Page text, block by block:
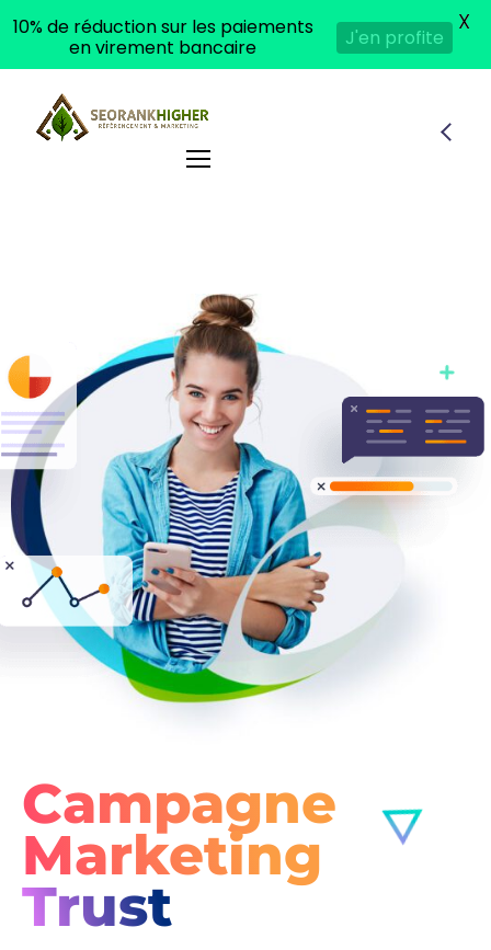
Campagne
Marketing
Tru
10% de réduction sur les paiements
en virement bancaire
J'en profite
X